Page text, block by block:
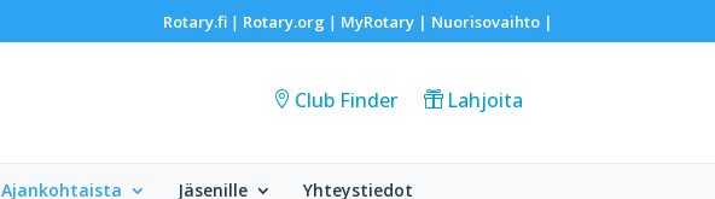
Rotary.fi| Rotary.org | MyRotary | Nuorisovaihto|
Club Finder Lahjoita
Ajankohtaista Jäsenille Yhteystiedot